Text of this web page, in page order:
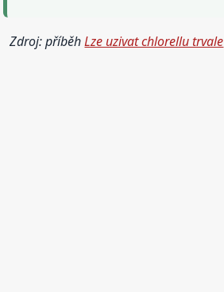
Zdroj: příběhLze uzivat chlorellu trvale